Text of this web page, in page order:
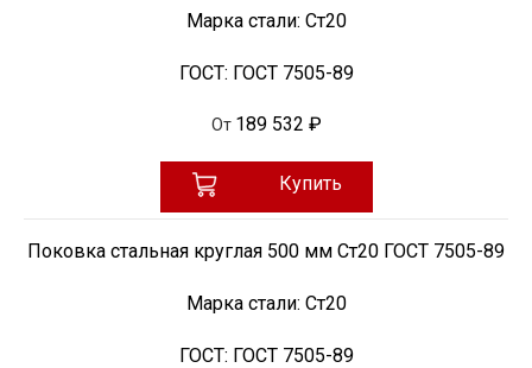
Марка стали: Ст20
ГОСТ: ГОСТ 7505-89
От 189 532 ₽
Купить
Поковка стальная круглая 500 мм Ст20 ГОСТ 7505-89
Марка стали: Ст20
ГОСТ: ГОСТ 7505-89